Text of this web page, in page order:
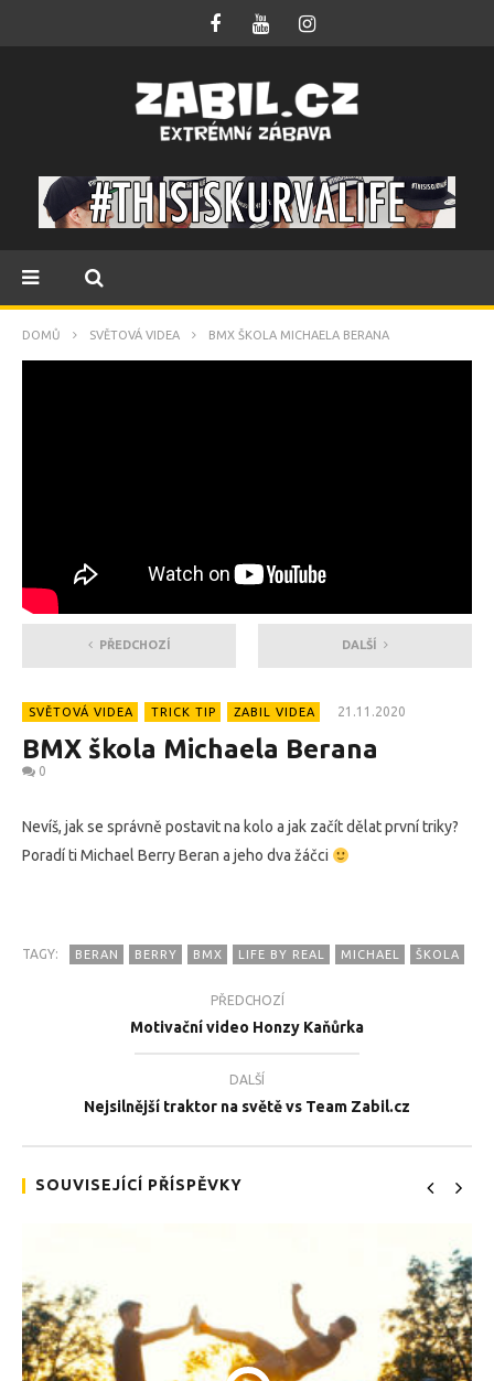
DOMŮ SVĚTOVÁ VIDEA BMX ŠKOLA MICHAELA BERANA
PŘEDCHOZÍ DALŠÍ
SVĚTOVÁ VIDEA TRICK TIP ZABIL VIDEA 21.11.2020
BMX škola Michaela Berana
0
TEĎ PROHLÍŽENÉ
BMX škola Michaela Berana
21.11.2020
Nevíš, jak se správně postavit na kolo a jak začít dělat první triky?
Poradí ti Michael Berry Beran a jeho dva žáčci
TAGY: BERAN BERRY BMX LIFE BY REAL MICHAEL ŠKOLA
PŘEDCHOZÍ
Motivační video Honzy Kaňůrka
DALŠÍ
Nejsilnější traktor na světě vs Team Zabil.cz
SOUVISEJÍCÍ PŘÍSPĚVKY